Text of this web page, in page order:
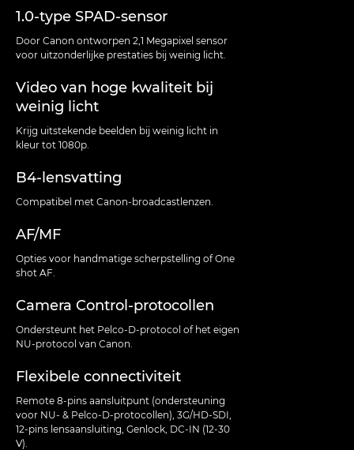
1.0-type SPAD-sensor
Door Canon ontworpen 2,1 Megapixel sensor
voor uitzonderlijke prestaties bij weinig licht.
Video van hoge kwaliteit bij
weinig licht
Krijg uitstekende beelden bij weinig licht in
kleur tot 1080p.
B4-lensvatting
Compatibel met Canon-broadcastlenzen.
AF/MF
Opties voor handmatige scherpstelling of One
shot AF.
Camera Control-protocollen
Ondersteunt het Pelco-D-protocol of het eigen
NU-protocol van Canon.
Flexibele connectiviteit
Remote 8-pins aansluitpunt (ondersteuning
voor NU- & Pelco-D-protocollen), 3G/HD-SDI,
12-pins lensaansluiting, Genlock, DC-IN (12-30
V).